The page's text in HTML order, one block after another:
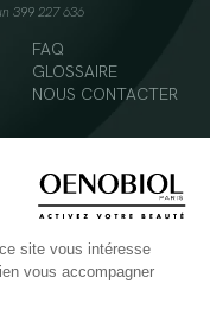
399 227 636
FAQ
GLOSSAIRE
NOUS CONTACTER
ET LÉGUMES PAR JOUR -